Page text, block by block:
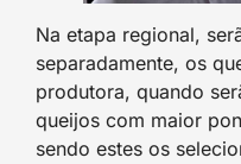
Na etapa regional,
separadamente, os
produtora, quando
queijos com maior
sendo estes os